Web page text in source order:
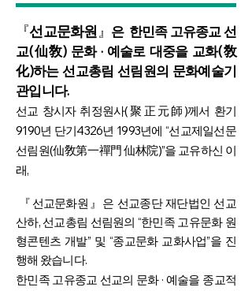
『선교문화원』 은 한민족 고유종교 선
교(仙敎) 문화 · 예술로 대중을 교화(敎
化)하는 선교총림 선림원의 문화예술기
관입니다.
선교 창시자 취정원사(聚正元師)께서 환기
9190년 단기4326년 1993년에 “선교제일선문
선림원(仙敎第一禪門 仙林院)”을 교유하신 이
래,
『선교문화원』은 선교종단 재단법인 선교
산하, 선교총림 선림원의 “한민족 고유문화 원
형콘텐츠 개발” 및 “종교문화 교화사업”을 진
행해 왔습니다.
한민족 고유종교 선교의 문화 · 예술을 종교적